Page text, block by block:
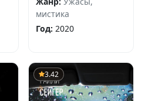
мистика
Год: 2020
3.42